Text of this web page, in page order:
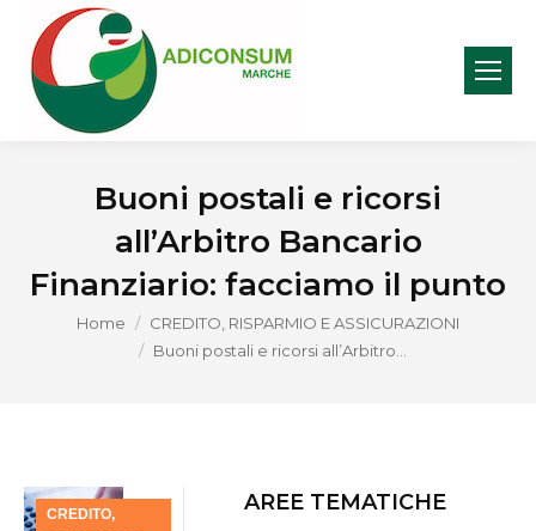
Buoni postali e ricorsi
all’Arbitro Bancario
Finanziario: facciamo il punto
You are here:
Home
CREDITO, RISPARMIO E ASSICURAZIONI
Buoni postali e ricorsi all’Arbitro…
Mag
CREDITO,
AREE TEMATICHE